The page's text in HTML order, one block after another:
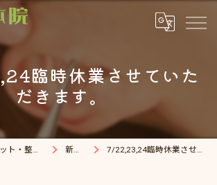
臨時休業させていた
だきます。
甲賀市でダイエット・整体院ならはな整体院 新着情報 7/22,23,24臨時休業させていただきます。